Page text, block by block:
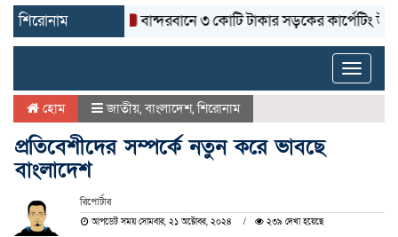
শিরোনাম বান্দরবানে ৩ কোটি টাকার সড়কের কার্পেটিং উঠে যাচ্ছে
Toggle
হোম জাতীয়,বাংলাদেশ,শিরোনাম
প্রতিবেশীদের সম্পর্কে নতুন করে ভাবছে
বাংলাদেশ
রিপোর্টার
আপডেট সময় সোমবার, ২১ অক্টোবর, ২০২৪ ২৩৯ দেখা হয়েছে